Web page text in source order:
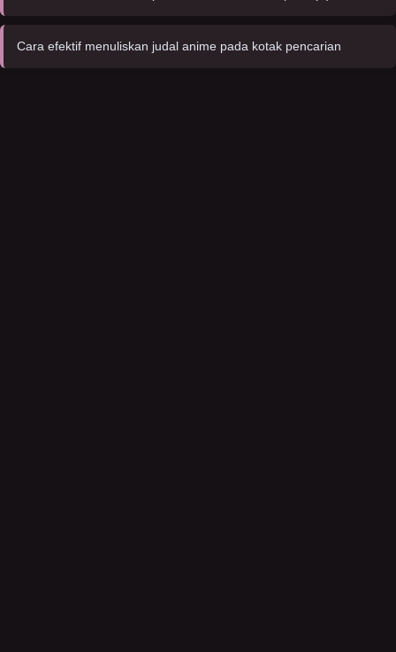
Cara efektif menuliskan judal anime pada kotak pencarian